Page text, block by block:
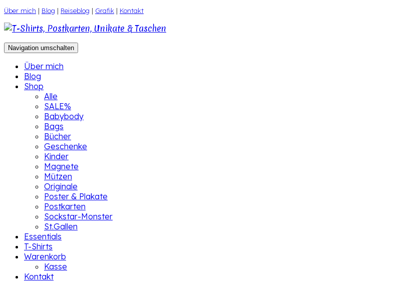
Zum
Inhalt
springen
Über mich | Blog | Reiseblog | Grafik | Kontakt
Navigation umschalten
Über mich
Blog
Shop
Alle
SALE%
Babybody
Bags
Bücher
Geschenke
Kinder
Magnete
Mützen
Originale
Poster & Plakate
Postkarten
Sockstar-Monster
St.Gallen
Essentials
T-Shirts
Warenkorb
Kasse
Kontakt